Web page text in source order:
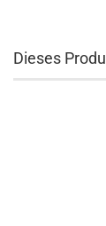
Dieses